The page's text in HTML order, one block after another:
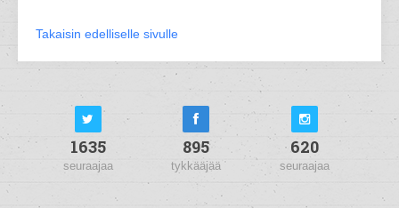
Takaisin edelliselle sivulle
1635
seuraajaa
895
tykkääjää
620
seuraajaa